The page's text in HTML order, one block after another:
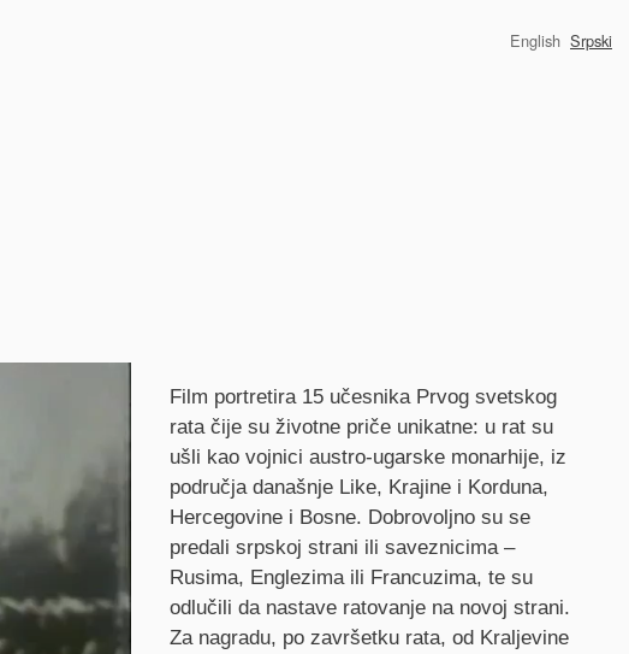
English Srpski
Synopsis
Film portretira 15 učesnika Prvog svetskog
rata čije su životne priče unikatne: u rat su
ušli kao vojnici austro-ugarske monarhije, iz
područja današnje Like, Krajine i Korduna,
Hercegovine i Bosne. Dobrovoljno su se
predali srpskoj strani ili saveznicima –
Rusima, Englezima ili Francuzima, te su
odlučili da nastave ratovanje na novoj strani.
Za nagradu, po završetku rata, od Kraljevine